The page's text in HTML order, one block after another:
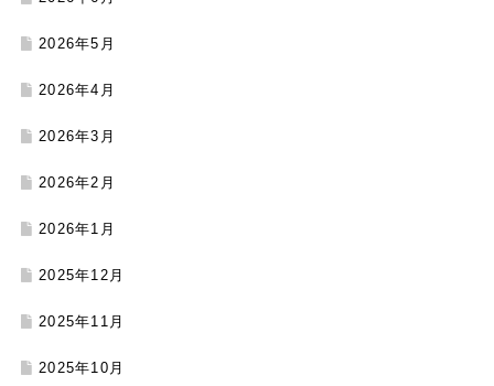
2026年5月
2026年4月
2026年3月
2026年2月
2026年1月
2025年12月
2025年11月
2025年10月